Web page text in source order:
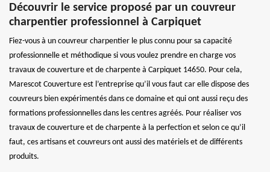
Découvrir le service proposé par un couvreur
charpentier professionnel à Carpiquet
Fiez-vous à un couvreur charpentier le plus connu pour sa capacité
professionnelle et méthodique si vous voulez prendre en charge vos
travaux de couverture et de charpente à Carpiquet 14650. Pour cela,
Marescot Couverture est l’entreprise qu’il vous faut car elle dispose des
couvreurs bien expérimentés dans ce domaine et qui ont aussi reçu des
formations professionnelles dans les centres agréés. Pour réaliser vos
travaux de couverture et de charpente à la perfection et selon ce qu’il
faut, ces artisans et couvreurs ont aussi des matériels et de différents
produits.